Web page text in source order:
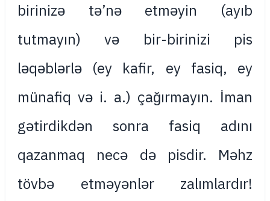
birinizə tə’nə etməyin (ayıb
tutmayın) və bir-birinizi pis
ləqəblərlə (ey kafir, ey fasiq, ey
münafiq və i. a.) çağırmayın. İman
gətirdikdən sonra fasiq adını
qazanmaq necə də pisdir. Məhz
tövbə etməyənlər zalımlardır!